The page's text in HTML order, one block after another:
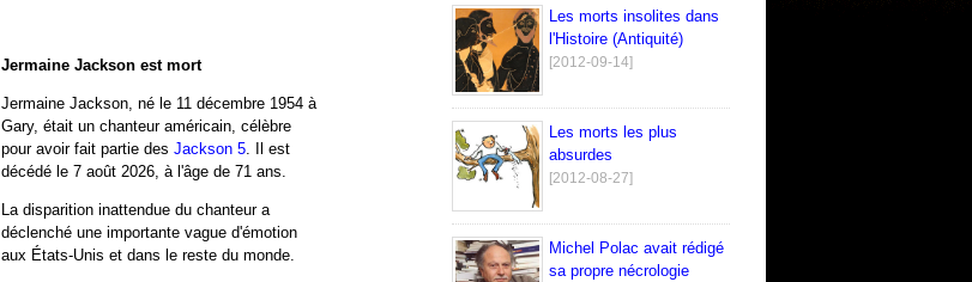
Jermaine Jackson est mort
Jermaine Jackson, né le 11 décembre 1954 à
Gary, était un chanteur américain, célèbre
pour avoir fait partie des Jackson 5 . Il est
décédé le 7 août 2026, à l'âge de 71 ans.
La disparition inattendue du chanteur a
déclenché une importante vague d'émotion
aux États-Unis et dans le reste du monde.
Les morts insolites dans
l'Histoire (Antiquité)
[2012-09-14]
Les morts les plus
absurdes
[2012-08-27]
Michel Polac avait rédigé
sa propre nécrologie